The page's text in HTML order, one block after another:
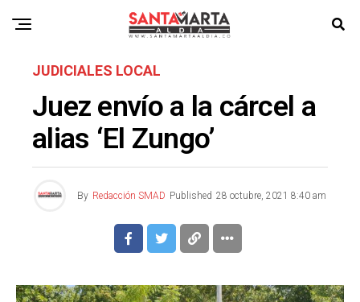
JUDICIALES LOCAL
Juez envío a la cárcel a
alias ‘El Zungo’
By Redacción SMAD Published 28 octubre, 2021 8:40 am